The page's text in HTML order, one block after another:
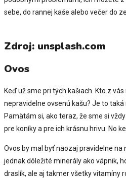
sebe, do rannej kaše alebo večer do
Zdroj: unsplash.com
Ovos
Keď už sme pri tých kašiach. Kto z
nepravidelne ovsenú kašu? Je to taká
Pamätám si, ako teraz, že sme si
pre koníky a pre ich krásnu hrivu. No
Ovos by mal byť naozaj pravidelne
jednak dôležité minerály ako vápnik,
draslík, ale aj takmer všetky vitamíny